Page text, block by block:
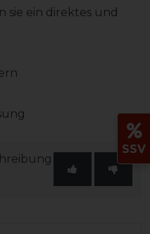
ein direktes und
SSV